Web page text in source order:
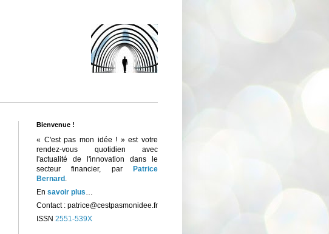
Bienvenue !
« C'est pas mon idée ! » est votre
rendez-vous quotidien avec
l'actualité de l'innovation dans le
secteur financier, par
Patrice
Bernard .
En savoir plus…
Contact : patrice@cestpasmonidee.fr
ISSN 2551-539X